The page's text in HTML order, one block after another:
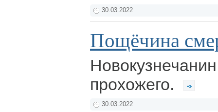
30.03.2022
Пощёчина
прохожего.
30.03.2022